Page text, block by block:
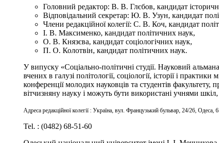
Головний редактор: В. В. Глєбов, кандидат
Відповідальний секретар: Ю. В. Узун, кандидат
Члени редакційної колегії: С. В. Коч, кандидат
І. В. Максименко, кандидат політичних наук,
О. В. Князєва, кандидат соціологічних наук,
П. О. Колотвін, кандидат політичних наук.
У випуску «Соціально-політичні студії. Науковий
вчених в галузі політології, соціології, історії і
конференції молодих науковців та студентів
вітчизняну науку і можуть бути використані учнями
Адреса редакційної колегії : Україна, вул. Французький бульвар, 24/26, Одеса,
Tel. : (0482) 68-51-60